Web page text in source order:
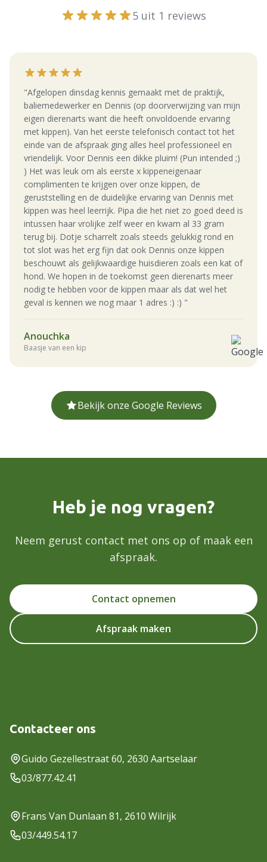
5 uit 1 reviews
"Afgelopen dinsdag kennis gemaakt met de praktijk,
baliemedewerker en Dennis (op doorverwijzing van mijn
eigen dierenarts want die heeft onvoldoende ervaring
met kippen). Van het eerste telefonisch contact tot het
einde van de afspraak ging alles heel professioneel en
vriendelijk. Voor Dennis een dikke pluim! (Pun intended ;)
) Het was leuk om als eerste x kippeneigenaar
complimenten te krijgen over onze kippen, de
geruststelling en de duidelijke ervaring van Dennis met
kippen was heel leerrijk. Pipa die het niet zo goed deed is
intussen haar vrolijke zelf weer en kwam al 33 gram
terug bij. Dotje scharrelt zoals steeds gelukkig rond en
tot slot was het erg fijn dat ook Dennis onze kippen
beschouwt als gelijkwaardige huisdieren zoals een kat of
hond. We hopen in de toekomst geen dierenarts meer
nodig te hebben voor de kippen maar als dat wel het
geval is kennen we nog maar 1 adres :) :) "
Anouchka
Baasje van een kip
Bekijk onze Google Reviews
Heb je nog vragen?
Neem gerust contact met ons op of maak een
afspraak.
Contact opnemen
Afspraak maken
Contacteer ons
Guido Gezellestraat 60, 2630 Aartselaar
03/877.42.41
Frans Van Dunlaan 81, 2610 Wilrijk
03/449.54.17